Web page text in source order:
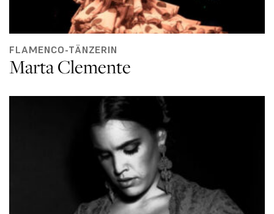
FLAMENCO-TÄNZERIN
Marta Clemente